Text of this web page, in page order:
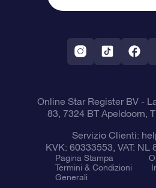
App VR ‘Fly me to the stars’
Costellazioni
Online Star Register BV-
83, 7324 BT Apeldoorn,
Servizio Clienti:
KVK: 60333553, VAT: NL
Pagina Stampa
Termini & Condizioni
Generali